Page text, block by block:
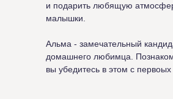
и подарить любящую
малышки.
Альма - замечательный
домашнего любимца.
вы убедитесь в этом с